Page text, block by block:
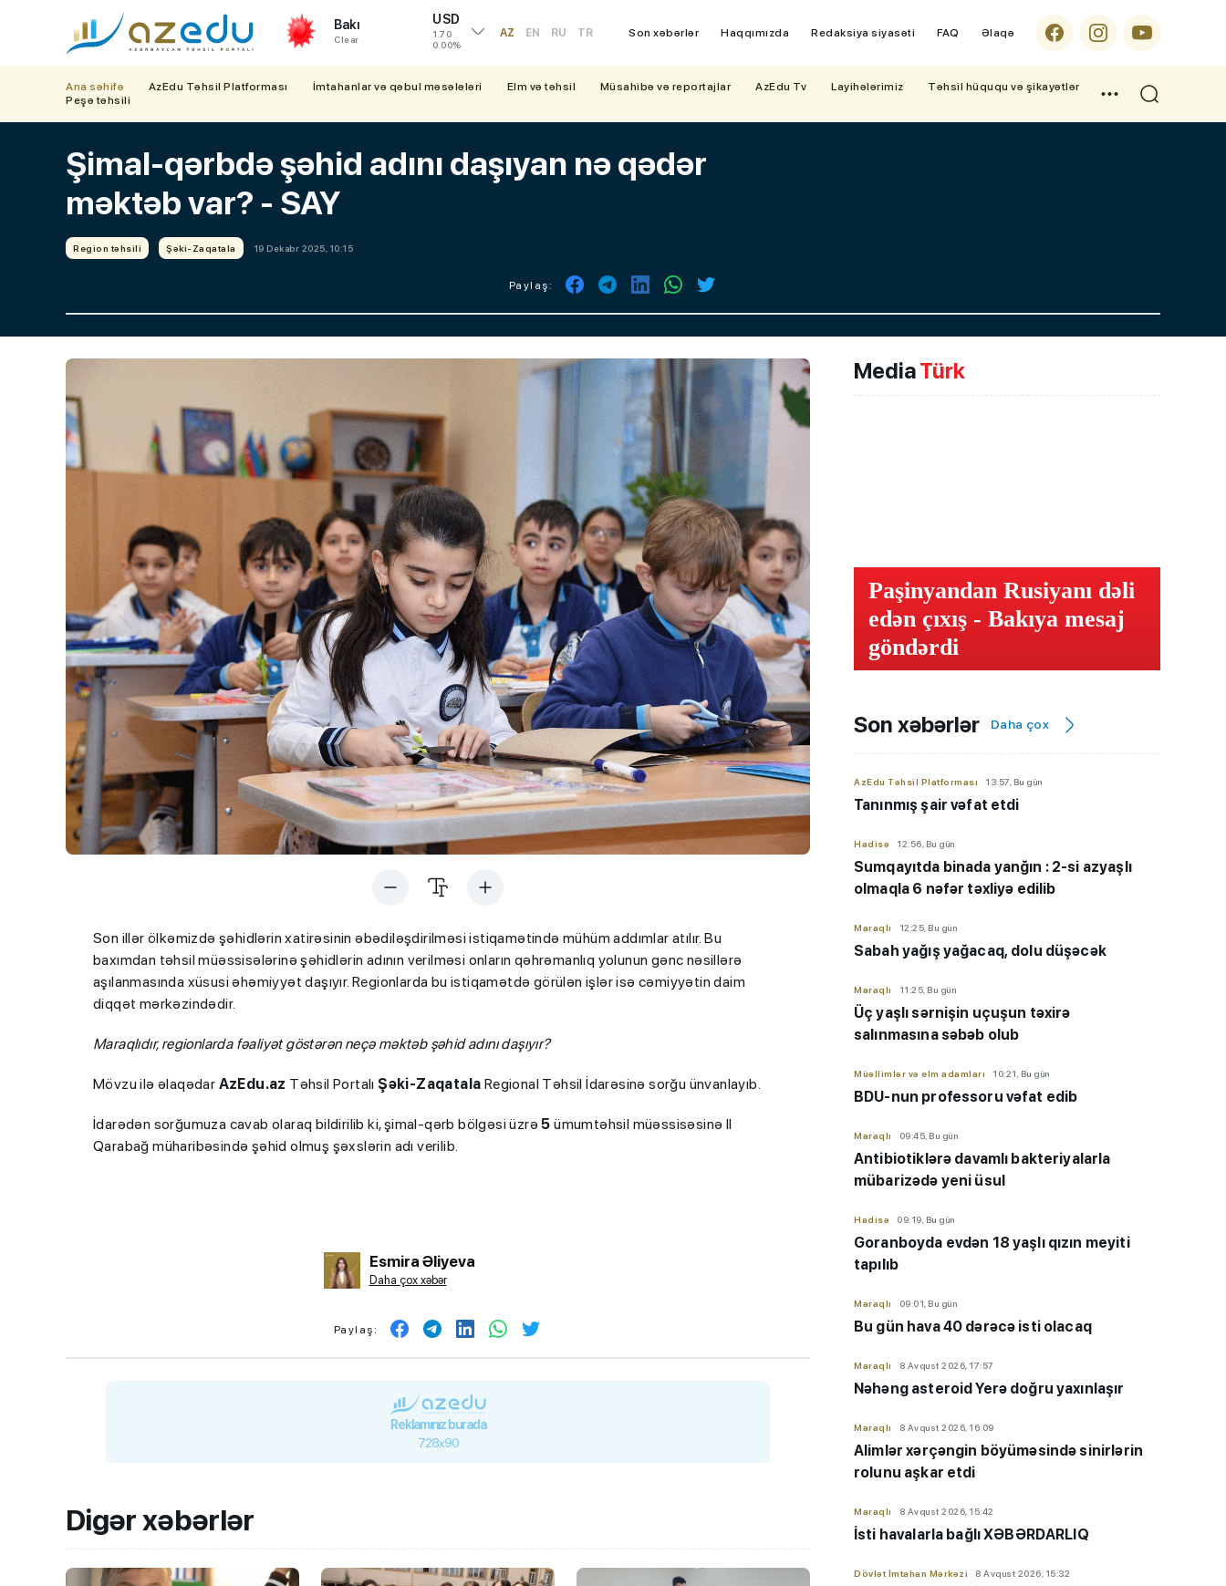
Bakı
Clear
USD
1.70
0.00%
AZ EN RU TR Son xəbərlər Haqqımızda Redaksiya siyasəti FAQ Əlaqə
Ana səhifə AzEdu Təhsil Platforması İmtahanlar və qəbul məsələləri Elm və təhsil Müsahibə və reportajlar AzEdu Tv Layihələrimiz
Təhsil hüququ və şikayətlər
Peşə təhsili
Şimal-qərbdə şəhid adını daşıyan nə qədər
məktəb var? - SAY
Region təhsili Şəki-Zaqatala 19 Dekabr 2025, 10:15
Paylaş:
Son illər ölkəmizdə şəhidlərin xatirəsinin əbədiləşdirilməsi istiqamətində mühüm addımlar atılır. Bu
baxımdan təhsil müəssisələrinə şəhidlərin adının verilməsi onların qəhrəmanlıq yolunun gənc nəsillərə
aşılanmasında xüsusi əhəmiyyət daşıyır. Regionlarda bu istiqamətdə görülən işlər isə cəmiyyətin daim
diqqət mərkəzindədir.
Maraqlıdır, regionlarda fəaliyət göstərən neçə məktəb şəhid adını daşıyır?
Mövzu ilə əlaqədar AzEdu.az Təhsil Portalı Şəki-Zaqatala Regional Təhsil İdarəsinə sorğu ünvanlayıb.
İdarədən sorğumuza cavab olaraq bildirilib ki, şimal-qərb bölgəsi üzrə5ümumtəhsil müəssisəsinə II
Qarabağ müharibəsində şəhid olmuş şəxslərin adı verilib.
Esmira Əliyeva
Daha çox xəbər
Paylaş:
Reklamınız burada
728x90
Digər xəbərlər
MediaTürk
Paşinyandan Rusiyanı dəli
edən çıxış - Bakıya mesaj
göndərdi
Son xəbərlər Daha çox
AzEdu Təhsil Platforması 13:57, Bu gün
Tanınmış şair vəfat etdi
Hadisə 12:56, Bu gün
Sumqayıtda binada yanğın : 2-si azyaşlı
olmaqla 6 nəfər təxliyə edilib
Maraqlı 12:25, Bu gün
Sabah yağış yağacaq, dolu düşəcək
Maraqlı 11:25, Bu gün
Üç yaşlı sərnişin uçuşun təxirə
salınmasına səbəb olub
Müəllimlər və elm adamları 10:21, Bu gün
BDU-nun professoru vəfat edib
Maraqlı 09:45, Bu gün
Antibiotiklərə davamlı bakteriyalarla
mübarizədə yeni üsul
Hadisə 09:19, Bu gün
Goranboyda evdən 18 yaşlı qızın meyiti
tapılıb
Maraqlı 09:01, Bu gün
Bu gün hava 40 dərəcə isti olacaq
Maraqlı 8 Avqust 2026, 17:57
Nəhəng asteroid Yerə doğru yaxınlaşır
Maraqlı 8 Avqust 2026, 16:09
Alimlər xərçəngin böyüməsində sinirlərin
rolunu aşkar etdi
Maraqlı 8 Avqust 2026, 15:42
İsti havalarla bağlı XƏBƏRDARLIQ
Dövlət İmtahan Mərkəzi 8 Avqust 2026, 15:32